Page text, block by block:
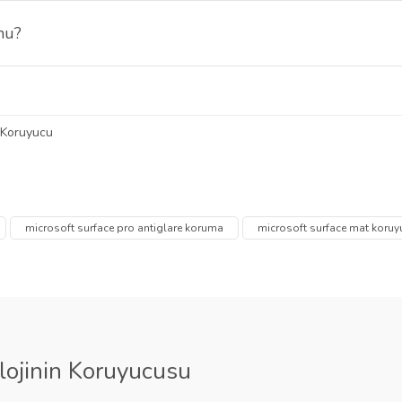
kabarcık oluşma ihtimali düşüktür ve yüzeye tam oturur.
Bu ürüne ilk yorumu siz yapın!
Ürün hakkında henüz soru sorulmamış.
microsoft surface pro antiglare koruma microsoft surface mat
Koruyucusu